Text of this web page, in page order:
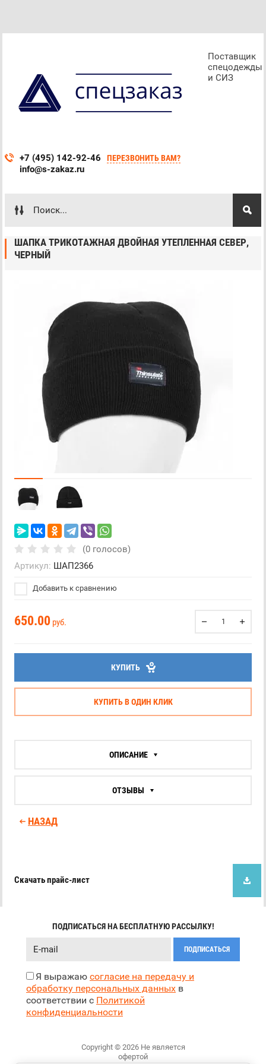
Поставщик
спецодежды
и СИЗ
+7 (495) 142-92-46
info@s-zakaz.ru
ПЕРЕЗВОНИТЬ ВАМ?
Скачать прайс-лист
ШАПКА ТРИКОТАЖНАЯ ДВОЙНАЯ УТЕПЛЕННАЯ СЕВЕР,
ЧЕРНЫЙ
(0 голосов)
Артикул: ШАП2366
Добавить к сравнению
650.00 руб.
КУПИТЬ
КУПИТЬ В ОДИН КЛИК
ОПИСАНИЕ
ОТЗЫВЫ
НАЗАД
ПОДПИСАТЬСЯ НА БЕСПЛАТНУЮ РАССЫЛКУ!
Я выражаю согласие на передачу и
обработку персональных данных в
соответствии с Политикой
конфиденциальности
ПОДПИСАТЬСЯ
Copyright © 2026 Не является
офертой